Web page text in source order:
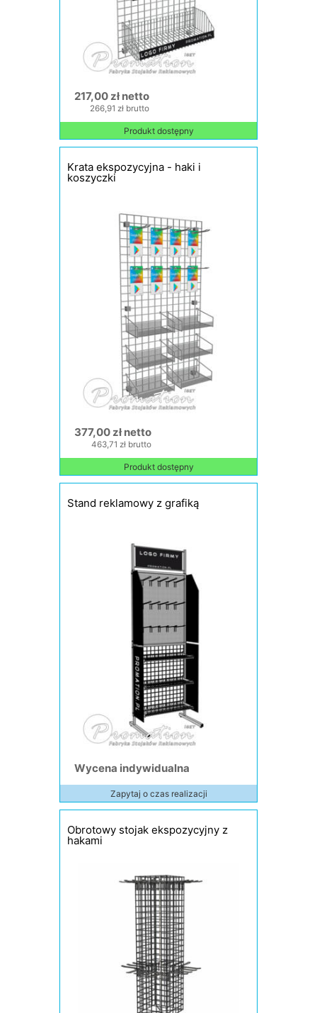
217,00 zł netto
266,91 zł brutto
Produkt dostępny
Krata ekspozycyjna - haki i
koszyczki
377,00 zł netto
463,71 zł brutto
Produkt dostępny
Stand reklamowy z grafiką
Wycena indywidualna
Zapytaj o czas realizacji
Obrotowy stojak ekspozycyjny z
hakami